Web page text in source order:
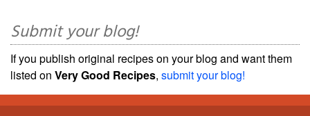
Submit your blog!
If you publish original recipes on your blog and want them
listed on Very Good Recipes, submit your blog!